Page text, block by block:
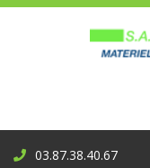
Connexion
03.87.38.40.67